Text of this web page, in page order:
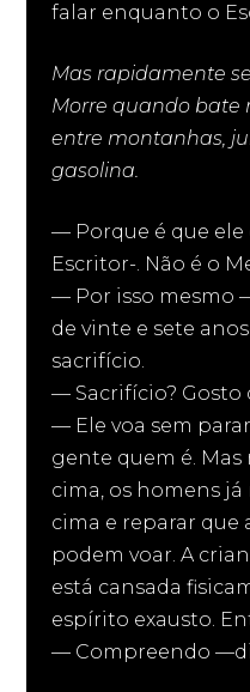
falar enquanto o
Mas rapidamente
Morre quando bate
entre montanhas,
gasolina.
— Porque é que
Escritor-. Não é o
— Por isso mesmo
de vinte e sete
sacrifício.
— Sacrifício? Gosto
— Ele voa sem
gente quem é.
cima, os homens
cima e reparar que
podem voar. A
está cansada
espírito exausto.
— Compreendo